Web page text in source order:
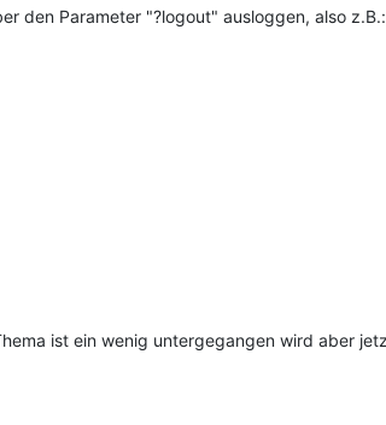
den Parameter "?logout" ausloggen, also
ist ein wenig untergegangen wird aber